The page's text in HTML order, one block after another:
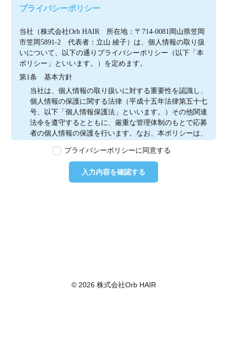
プライバシーポリシー
当社（株式会社Orb HAIR　所在地：〒714-0081岡山県笠岡
市笠岡5891-2　代表者：立山 綾子）は、個人情報の取り扱
いについて、以下の通りプライバシーポリシー（以下「本
ポリシー」といいます。）を定めます。
第1条　基本方針
当社は、個人情報の取り扱いに対する重要性を認識し、
個人情報の保護に関する法律（平成十五年法律第五十七
号、以下「個人情報保護法」といいます。）その他関連
法令を遵守するとともに、厳重な管理体制のもとで応募
者の個人情報の保護を行います。なお、本ポリシーは、
のとします。
第2条　個人情報の定義
本ポリシーにおいて「個人情報」とは、個人情報保護法
利用の停止、消去及び第三者への提供の停止を行うこと
プライバシーポリシーに同意する
入力内容を確認する
© 2026 株式会社Orb HAIR